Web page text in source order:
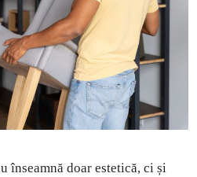
înseamnă doar estetică, ci și